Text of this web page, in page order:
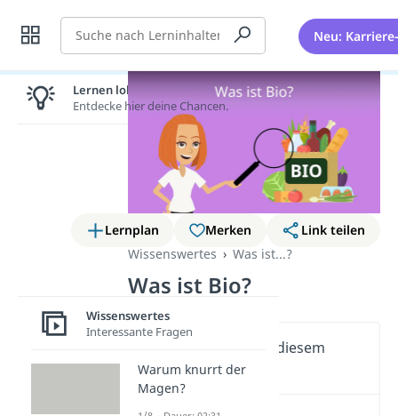
Suche Neu:
Lernplan Merken
Link teilen
Wissenswertes
Was ist...?
Was ist Bio?
Wichtige Inhalte in diesem
Video
Lernen lohnt sich!
Entdecke hier deine Chancen.
Wissenswertes
Interessante Fragen
Warum knurrt der
Magen?